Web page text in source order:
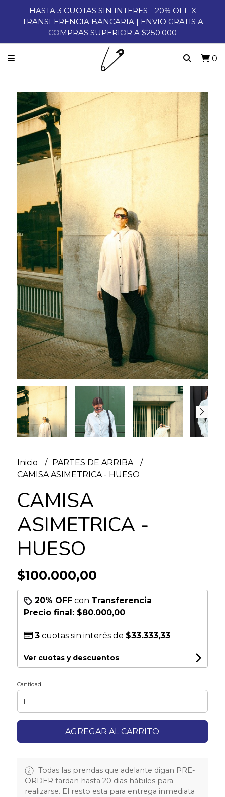
HASTA 3 CUOTAS SIN INTERES - 20% OFF X
TRANSFERENCIA BANCARIA | ENVIO GRATIS A
COMPRAS SUPERIOR A $250.000
0
Inicio
PARTES DE ARRIBA
CAMISA ASIMETRICA - HUESO
CAMISA
ASIMETRICA -
HUESO
$100.000,00
20% OFFcon Transferencia
Precio final: $80.000,00
3cuotas sin interés de $33.333,33
Ver cuotas y descuentos
Cantidad
AGREGAR AL CARRITO
Todas las prendas que adelante digan PRE-
ORDER tardan hasta 20 dias hábiles para
realizarse. El resto esta para entrega inmediata